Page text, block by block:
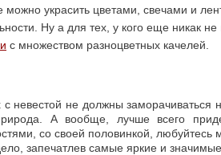
можно украсить цветами, свечами и
Ну а для тех, у кого еще никак
с множеством разноцветных качелей.
невестой не должны заморачиваться
А вообще, лучше всего
со своей половинкой,
запечатлев самые яркие и